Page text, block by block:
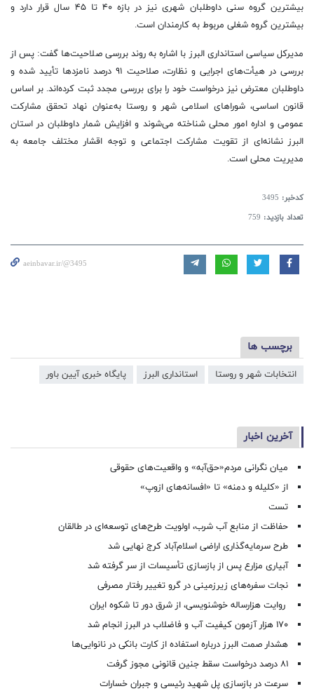
بیشترین گروه سنی داوطلبان شهری نیز در بازه ۴۰ تا ۴۵ سال قرار دارد و
بیشترین گروه شغلی مربوط به کارمندان است.
مدیرکل سیاسی استانداری البرز با اشاره به روند بررسی صلاحیت‌ها گفت: پس از
بررسی در هیأت‌های اجرایی و نظارت، صلاحیت ۹۱ درصد نامزدها تأیید شده و
داوطلبان معترض نیز درخواست خود را برای بررسی مجدد ثبت کرده‌اند. بر اساس
قانون اساسی، شوراهای اسلامی شهر و روستا به‌عنوان نهاد تحقق مشارکت
عمومی و اداره امور محلی شناخته می‌شوند و افزایش شمار داوطلبان در استان
البرز نشانه‌ای از تقویت مشارکت اجتماعی و توجه اقشار مختلف جامعه به
مدیریت محلی است.
کدخبر: 3495
تعداد بازدید: 759
aeinbavar.ir/@3495
برچسب ها
انتخابات شهر و روستا استانداری البرز پایگاه خبری آیین باور
آخرین اخبار
میان نگرانی مردم«حق‌آبه» و واقعیت‌های حقوقی
از «کلیله و دمنه» تا «افسانه‌های ازوپ»
تست
حفاظت از منابع آب شرب، اولویت طرح‌های توسعه‌ای در طالقان
طرح سرمایه‌گذاری اراضی اسلام‌آباد کرج نهایی شد
آبیاری مزارع پس از بازسازی تأسیسات از سر گرفته شد
نجات سفره‌های زیرزمینی در گرو تغییر رفتار مصرفی
روایت هزارساله خوشنویسی، از شرق دور تا شکوه ایران
۱۷۰ هزار آزمون کیفیت آب و فاضلاب در البرز انجام شد
هشدار صمت البرز درباره استفاده از کارت بانکی در نانوایی‌ها
۸۱ درصد درخواست‌ سقط جنین قانونی مجوز گرفت
سرعت در بازسازی پل شهید رئیسی و جبران خسارات